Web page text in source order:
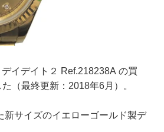
イデイト２ Ref.218238A の買
（最終更新：2018年6月）。
新サイズのイエローゴールド製デ